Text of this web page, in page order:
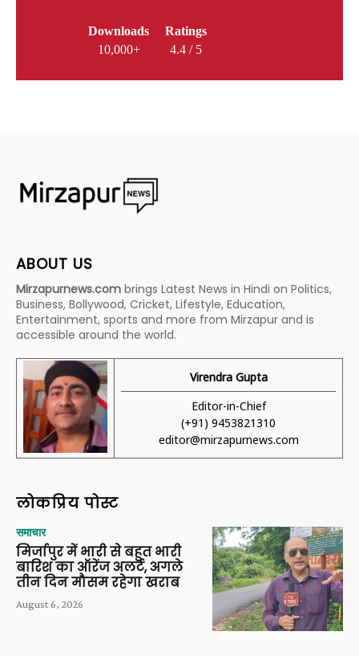
Downloads
10,000+
Ratings
4.4 / 5
ABOUT US
Mirzapurnews.com brings Latest News in Hindi on Politics,
Business, Bollywood, Cricket, Lifestyle, Education,
Entertainment, sports and more from Mirzapur and is
accessible around the world.
Virendra Gupta
Editor-in-Chief
(+91) 9453821310
editor@mirzapurnews.com
लोकप्रिय पोस्ट
समाचार
मिर्जापुर में भारी से बहुत भारी
बारिश का ऑरेंज अलर्ट, अगले
तीन दिन मौसम रहेगा खराब
August 6, 2026